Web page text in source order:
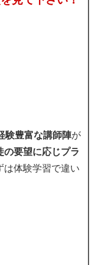
験豊富な講師陣が
の要望に応じプラ
は体験学習で違い